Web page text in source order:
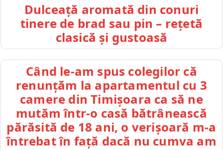
Dulceață aromată din conuri
tinere de brad sau pin – rețetă
clasică și gustoasă
Când le-am spus colegilor că
renunțăm la apartamentul cu 3
camere din Timișoara ca să ne
mutăm într-o casă bătrânească
părăsită de 18 ani, o verișoară m-a
întrebat în față dacă nu cumva am